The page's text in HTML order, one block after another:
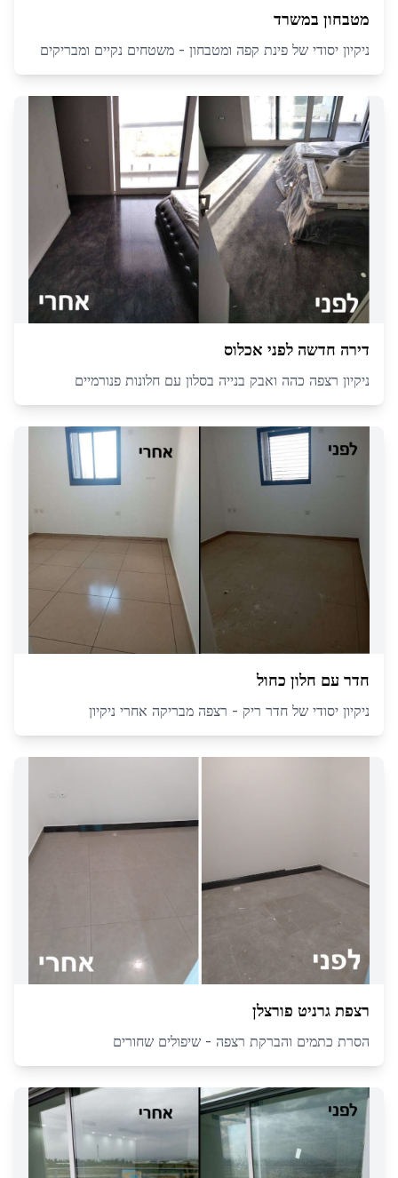
מטבחון במשרד
ניקיון יסודי של פינת קפה ומטבחון - משטחים נקיים ומבריקים
דירה חדשה לפני אכלוס
ניקיון רצפה כהה ואבק בנייה בסלון עם חלונות פנורמיים
חדר עם חלון כחול
ניקיון יסודי של חדר ריק - רצפה מבריקה אחרי ניקיון
רצפת גרניט פורצלן
הסרת כתמים והברקת רצפה - שיפולים שחורים